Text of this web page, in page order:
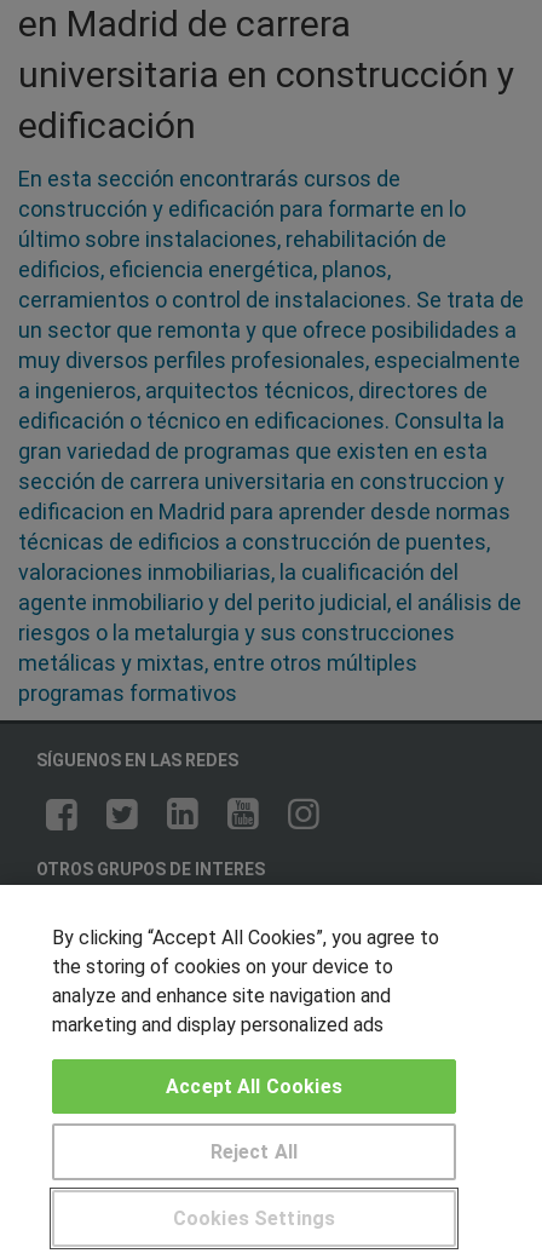
en Madrid de carrera
universitaria en construcción y
edificación
En esta sección encontrarás cursos de
construcción y edificación para formarte en lo
último sobre instalaciones, rehabilitación de
edificios, eficiencia energética, planos,
cerramientos o control de instalaciones. Se trata de
un sector que remonta y que ofrece posibilidades a
muy diversos perfiles profesionales, especialmente
a ingenieros, arquitectos técnicos, directores de
edificación o técnico en edificaciones. Consulta la
gran variedad de programas que existen en esta
sección de carrera universitaria en construccion y
edificacion en Madrid para aprender desde normas
técnicas de edificios a construcción de puentes,
valoraciones inmobiliarias, la cualificación del
agente inmobiliario y del perito judicial, el análisis de
riesgos o la metalurgia y sus construcciones
metálicas y mixtas, entre otros múltiples
programas formativos
SÍGUENOS EN LAS REDES
OTROS GRUPOS DE INTERES
Hablemos de empleo
Locos por las becas
Publicar cursos
Canal ético
¿Tienes alguna duda? 900 264 357
By clicking “Accept All Cookies”, you agree to
the storing of cookies on your device to
analyze and enhance site navigation and
marketing and display personalized ads
Cookies Settings
Reject All
Accept All Cookies